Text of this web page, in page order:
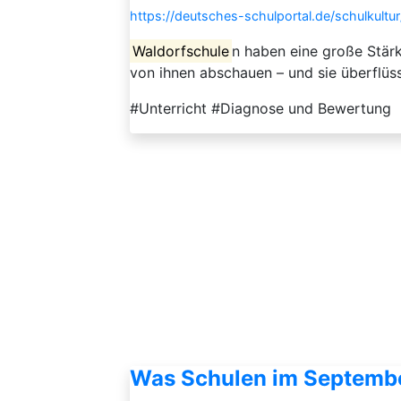
https://deutsches-schulportal.de/
Waldorfschule n haben eine große
von ihnen abschauen – und sie
#Unterricht #Diagnose und Bewertung
Was Schulen im